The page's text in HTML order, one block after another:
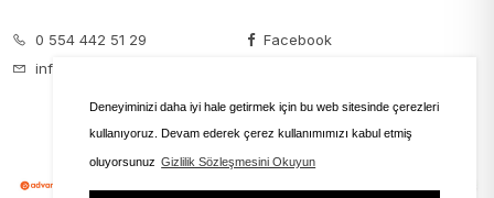
Deneyiminizi daha iyi hale getirmek için bu web sitesinde çerezleri
kullanıyoruz. Devam ederek çerez kullanımımızı kabul etmiş
oluyorsunuz Gizlilik Sözleşmesini Okuyun
0 554 442 51 29
info@seyanmoda.com
Facebook